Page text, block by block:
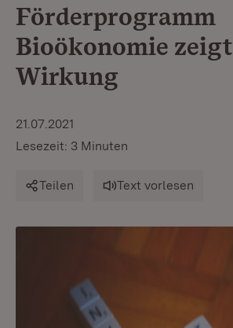
Förderprogramm
Bioökonomie zeigt
Wirkung
21.07.2021
Lesezeit: 3 Minuten
Teilen Text vorlesen